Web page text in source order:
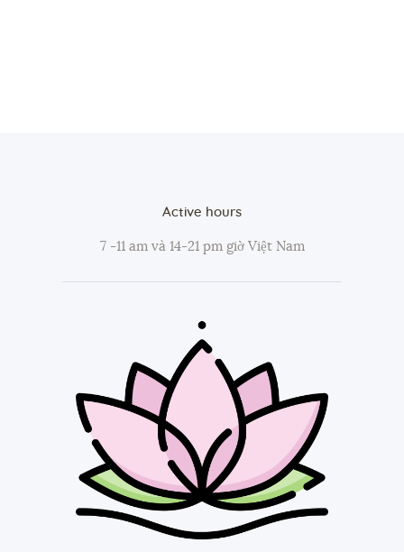
Active hours
7 -11 am và 14-21 pm giờ Việt Nam